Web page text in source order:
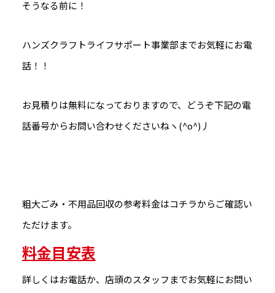
そうなる前に！
ハンズクラフトライフサポート事業部までお気軽にお電
話！！
お見積りは無料になっておりますので、どうぞ下記の電
話番号からお問い合わせくださいねヽ(^o^)丿
粗大ごみ・不用品回収の参考料金はコチラからご確認い
ただけます。
料金目安表
詳しくはお電話か、店頭のスタッフまでお気軽にお問い